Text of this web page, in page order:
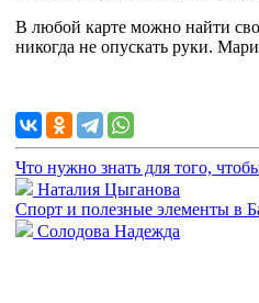
В любой карте можно найти
никогда не опускать руки.
Что нужно знать для того,
Наталия Цыганова
Спорт и полезные элементы в
Солодова Надежда